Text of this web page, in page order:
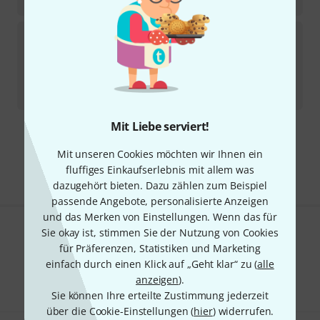
Mit Liebe serviert!
Mit unseren Cookies möchten wir Ihnen ein
fluffiges Einkaufserlebnis mit allem was
dazugehört bieten. Dazu zählen zum Beispiel
passende Angebote, personalisierte Anzeigen
und das Merken von Einstellungen. Wenn das für
Sie okay ist, stimmen Sie der Nutzung von Cookies
für Präferenzen, Statistiken und Marketing
einfach durch einen Klick auf „Geht klar“ zu (alle
anzeigen).
Sie können Ihre erteilte Zustimmung jederzeit
über die Cookie-Einstellungen (hier) widerrufen.
Cordial ED 1 AA elements
24
Sofort lieferbar
UVP:5 €
Alle Preise inkl. MwSt.
Gefällt Ihnen, was Sie sehen?
Teilen Hilfe & Feedback